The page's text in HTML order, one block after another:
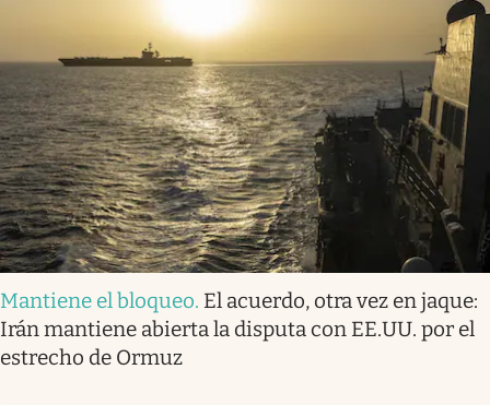
Mantiene el bloqueo. El acuerdo, otra vez en jaque:
Irán mantiene abierta la disputa con EE.UU. por el
estrecho de Ormuz